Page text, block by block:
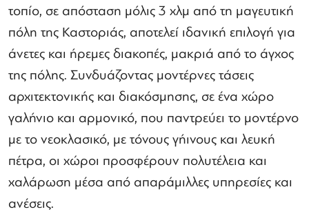
τοπίο, σε απόσταση μόλις 3 χλμ από τη μαγευτική
πόλη της Καστοριάς, αποτελεί ιδανική επιλογή για
άνετες και ήρεμες διακοπές, μακριά από το άγχος
της πόλης. Συνδυάζοντας μοντέρνες τάσεις
αρχιτεκτονικής και διακόσμησης, σε ένα χώρο
γαλήνιο και αρμονικό, που παντρεύει το μοντέρνο
με το νεοκλασικό, με τόνους γήινους και λευκή
πέτρα, οι χώροι προσφέρουν πολυτέλεια και
χαλάρωση μέσα από απαράμιλλες υπηρεσίες και
ανέσεις.